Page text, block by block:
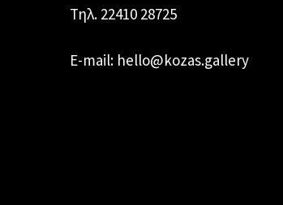
Τηλ. 22410 28725
E-mail: hello@kozas.gallery